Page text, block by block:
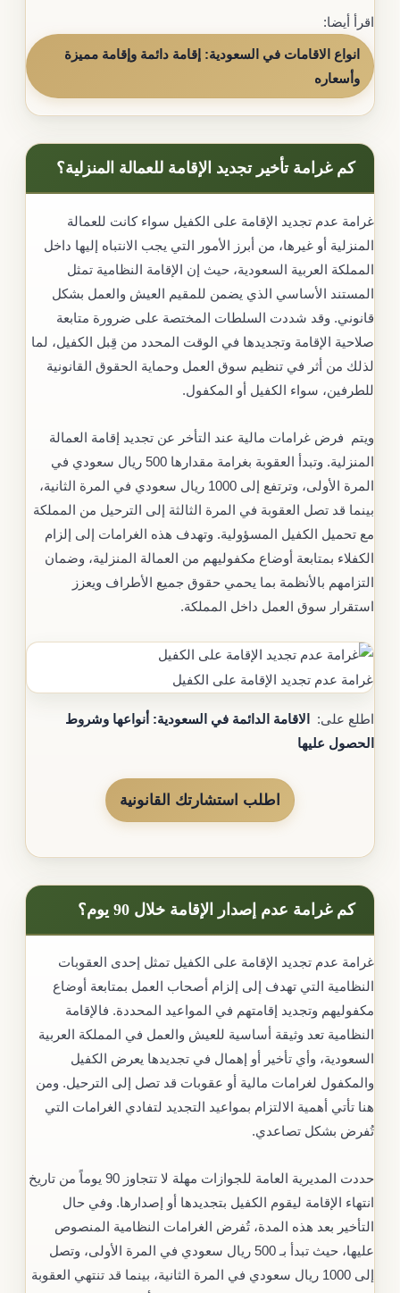
اقرأ أيضا:
انواع الاقامات في السعودية: إقامة دائمة وإقامة مميزة
وأسعاره
كم غرامة تأخير تجديد الإقامة للعمالة المنزلية؟
غرامة عدم تجديد الإقامة على الكفيل سواء كانت للعمالة
المنزلية أو غيرها، من أبرز الأمور التي يجب الانتباه إليها داخل
المملكة العربية السعودية، حيث إن الإقامة النظامية تمثل
المستند الأساسي الذي يضمن للمقيم العيش والعمل بشكل
قانوني. وقد شددت السلطات المختصة على ضرورة متابعة
صلاحية الإقامة وتجديدها في الوقت المحدد من قِبل الكفيل، لما
لذلك من أثر في تنظيم سوق العمل وحماية الحقوق القانونية
للطرفين، سواء الكفيل أو المكفول.
ويتم فرض غرامات مالية عند التأخر عن تجديد إقامة العمالة
المنزلية. وتبدأ العقوبة بغرامة مقدارها 500 ريال سعودي في
المرة الأولى، وترتفع إلى 1000 ريال سعودي في المرة الثانية،
بينما قد تصل العقوبة في المرة الثالثة إلى الترحيل من المملكة
مع تحميل الكفيل المسؤولية. وتهدف هذه الغرامات إلى إلزام
الكفلاء بمتابعة أوضاع مكفوليهم من العمالة المنزلية، وضمان
التزامهم بالأنظمة بما يحمي حقوق جميع الأطراف ويعزز
استقرار سوق العمل داخل المملكة.
غرامة عدم تجديد الإقامة على الكفيل
اطلع على:
الاقامة الدائمة في السعودية: أنواعها وشروط
الحصول عليها
اطلب استشارتك القانونية
كم غرامة عدم إصدار الإقامة خلال 90 يوم؟
غرامة عدم تجديد الإقامة على الكفيل تمثل إحدى العقوبات
النظامية التي تهدف إلى إلزام أصحاب العمل بمتابعة أوضاع
مكفوليهم وتجديد إقامتهم في المواعيد المحددة. فالإقامة
النظامية تعد وثيقة أساسية للعيش والعمل في المملكة العربية
السعودية، وأي تأخير أو إهمال في تجديدها يعرض الكفيل
والمكفول لغرامات مالية أو عقوبات قد تصل إلى الترحيل. ومن
هنا تأتي أهمية الالتزام بمواعيد التجديد لتفادي الغرامات التي
تُفرض بشكل تصاعدي.
حددت المديرية العامة للجوازات مهلة لا تتجاوز 90 يوماً من تاريخ
انتهاء الإقامة ليقوم الكفيل بتجديدها أو إصدارها. وفي حال
التأخير بعد هذه المدة، تُفرض الغرامات النظامية المنصوص
عليها، حيث تبدأ بـ 500 ريال سعودي في المرة الأولى، وتصل
إلى 1000 ريال سعودي في المرة الثانية، بينما قد تنتهي العقوبة